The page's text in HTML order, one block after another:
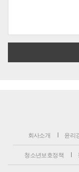
회사소개 윤리
청소년보호정책